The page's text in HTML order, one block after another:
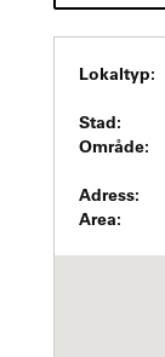
Lokaltyp:
Stad:
Område:
Adress:
Area: